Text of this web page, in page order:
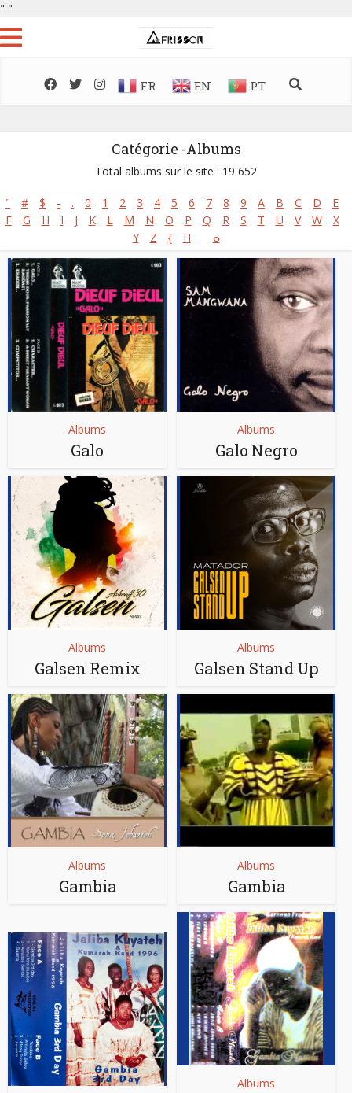
" "
FR EN PT
Catégorie -Albums
Total albums sur le site : 19 652
" # $ - . 0 1 2 3 4 5 6 7 8 9 A B C D
E
F
G H I J K L M N O P Q R S T U V W
X
Y
Z { Π ⴰ
Albums
Galo
Albums
Galo Negro
Albums
Galsen Remix
Albums
Galsen Stand Up
Albums
Gambia
Albums
Gambia
Albums